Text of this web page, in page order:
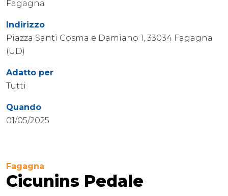
Fagagna
Indirizzo
Piazza Santi Cosma e Damiano 1, 33034 Fagagna
(UD)
Adatto per
Tutti
Quando
01/05/2025
Fagagna
Cicunins Pedale